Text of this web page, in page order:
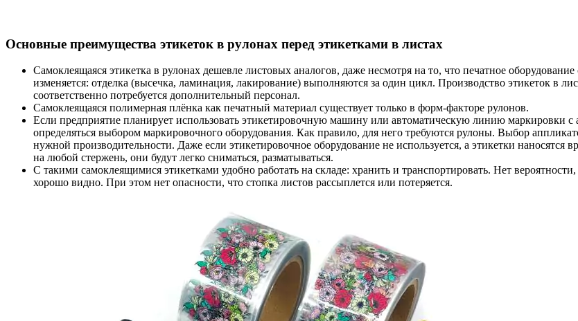
Основные преимущества этикеток в рулонах перед этикетками в листах
Самоклеящаяся этикетка в рулонах дешевле листовых аналогов, даже несмотря на то, что печатное
изменяется: отделка (высечка, ламинация, лакирование) выполняются за один цикл. Производство этикеток в
соответственно потребуется дополнительный персонал.
Самоклеящаяся полимерная плёнка как печатный материал существует только в форм-факторе рулонов.
Если предприятие планирует использовать этикетировочную машину или автоматическую линию маркировки с
определяться выбором маркировочного оборудования. Как правило, для него требуются рулоны. Выбор
нужной производительности. Даже если этикетировочное оборудование не используется, а этикетки
на любой стержень, они будут легко сниматься, разматываться.
С такими самоклеящимися этикетками удобно работать на складе: хранить и транспортировать. Нет
хорошо видно. При этом нет опасности, что стопка листов рассыплется или потеряется.